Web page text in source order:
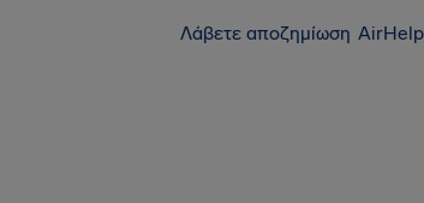
Λάβετε αποζημίωση